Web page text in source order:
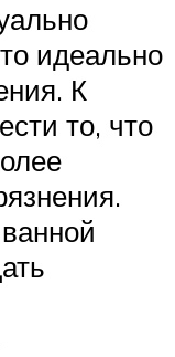
идеально
К
то, что